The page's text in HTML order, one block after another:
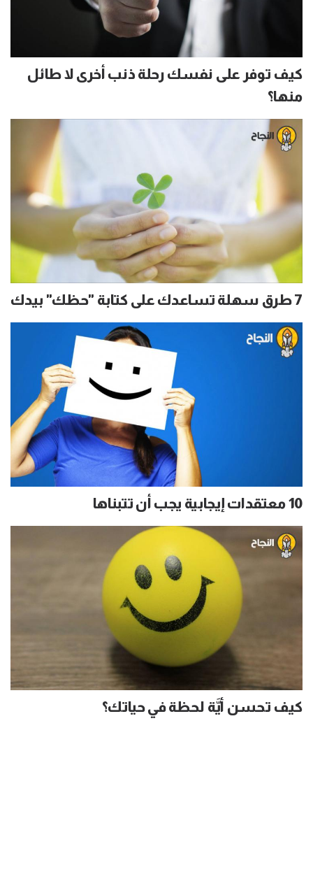
كيف توفر على نفسك رحلة ذنب أخرى لا طائل
منها؟
7 طرق سهلة تساعدك على كتابة "حظك" بيدك
10 معتقدات إيجابية يجب أن تتبناها
كيف تحسن أيَّة لحظة في حياتك؟